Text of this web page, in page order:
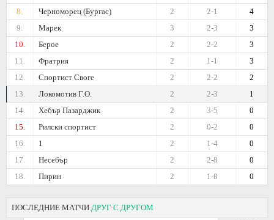
8.
Черноморец (Бургас) 4
2-1
2
9.
Марек 3
2-3
3
10.
Берое 3
2-2
2
11.
Фратрия 3
1-1
2
12.
Спортист Своге 2
2-2
2
13.
Локомотив Г.О. 1
2-3
2
14.
Хебър Пазарджик 0
3-5
2
15.
Рилски спортист 0
0-2
2
16.
1 0
1-4
2
17.
Несебър 0
2-8
2
18.
Пирин 0
1-8
2
ПОСЛЕДНИЕ МАТЧИ ДРУГ С ДРУГОМ